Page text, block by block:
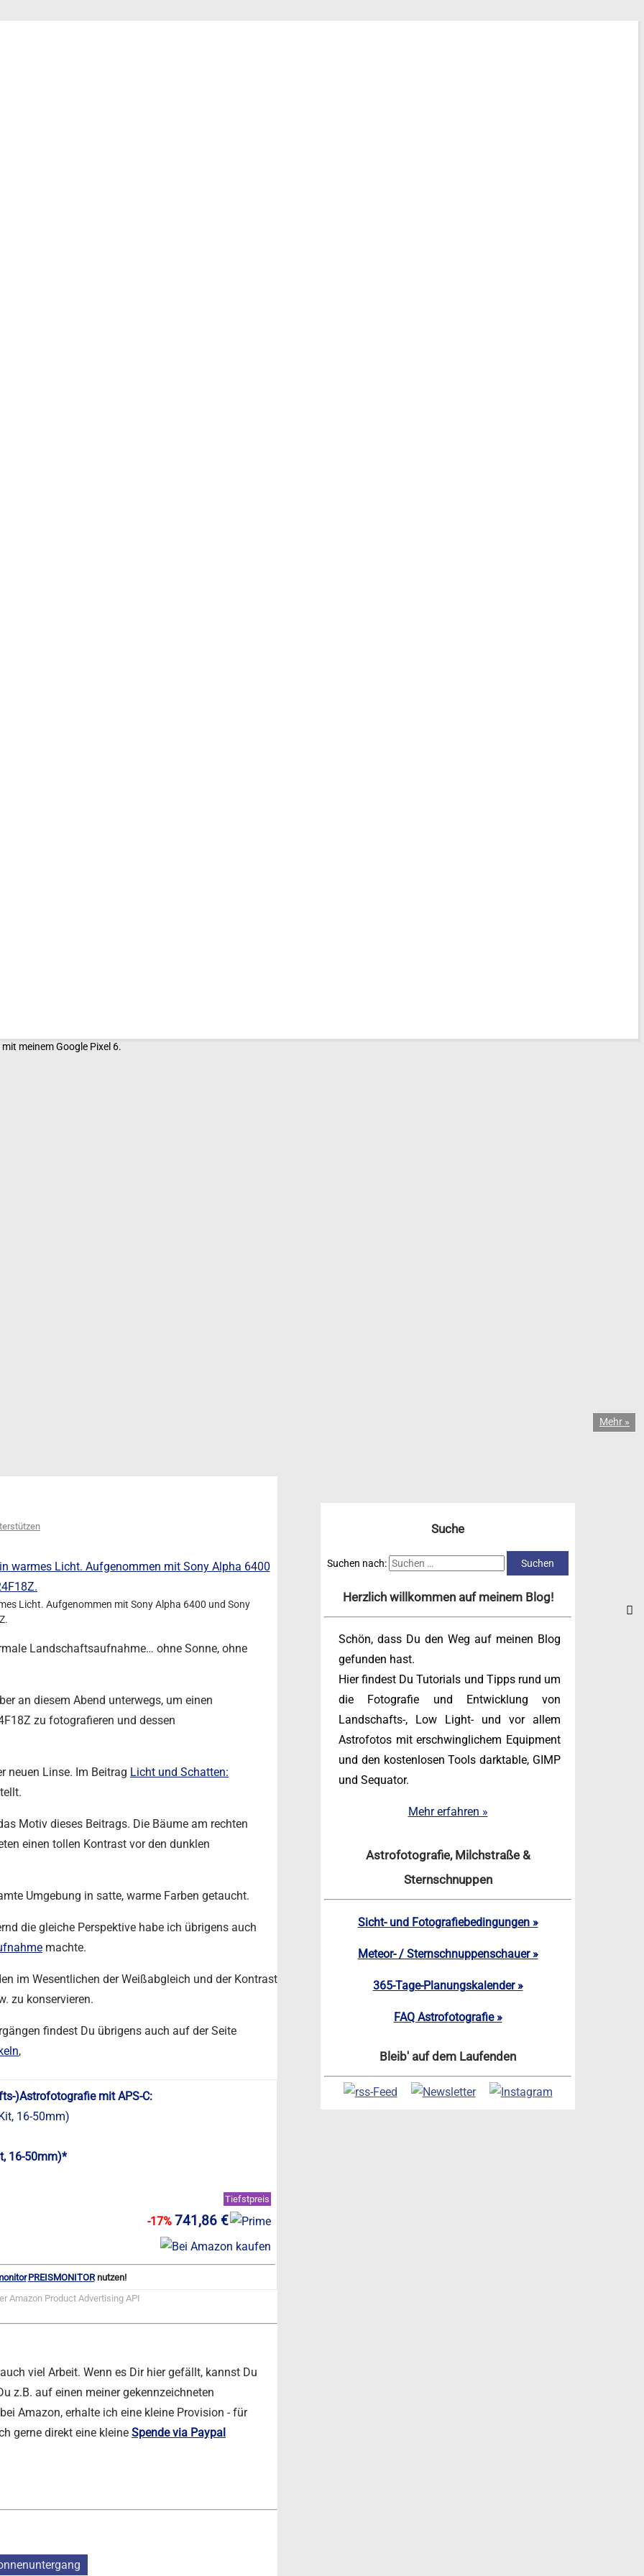
Mehr »
Licht. Aufgenommen mit Sony Alpha 6400 und Sony
Landschaftsaufnahme… ohne Sonne, ohne
an diesem Abend unterwegs, um einen
zu fotografieren und dessen
neuen Linse. Im Beitrag Licht und Schatten:
Motiv dieses Beitrags. Die Bäume am rechten
einen tollen Kontrast vor den dunklen
Umgebung in satte, warme Farben getaucht.
die gleiche Perspektive habe ich übrigens auch
machte.
im Wesentlichen der Weißabgleich und der Kontrast
zu konservieren.
findest Du übrigens auch auf der Seite
,
)Astrofotografie mit APS-C:
16-50mm)*
Tiefstpreis
-17% 741,86 €
PREISMONITORnutzen!
Amazon Product Advertising API
viel Arbeit. Wenn es Dir hier gefällt, kannst Du
z.B. auf einen meiner gekennzeichneten
Amazon, erhalte ich eine kleine Provision - für
gerne direkt eine kleine Spende via Paypal
Suche
Suchen nach:
Herzlich willkommen auf meinem Blog!
Schön, dass Du den Weg auf meinen Blog
gefunden hast.
Hier findest Du Tutorials und Tipps rund um
die Fotografie und Entwicklung von
Landschafts-, Low Light- und vor allem
Astrofotos mit erschwinglichem Equipment
und den kostenlosen Tools darktable, GIMP
und Sequator.
Mehr erfahren »
Astrofotografie, Milchstraße &
Sternschnuppen
Sicht- und Fotografiebedingungen »
Meteor- / Sternschnuppenschauer »
365-Tage-Planungskalender »
FAQ Astrofotografie »
Bleib' auf dem Laufenden